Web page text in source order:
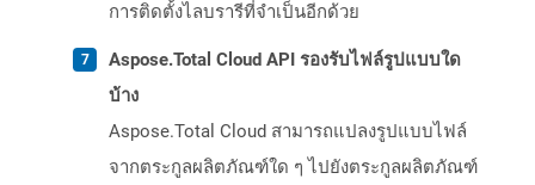
การติดตั้งไลบรารีที่จำเป็นอีกด้วย
Aspose.Total Cloud API รองรับไฟล์รูปแบบใด
บ้าง
Aspose.Total Cloud สามารถแปลงรูปแบบไฟล์
จากตระกูลผลิตภัณฑ์ใด ๆ ไปยังตระกูลผลิตภัณฑ์